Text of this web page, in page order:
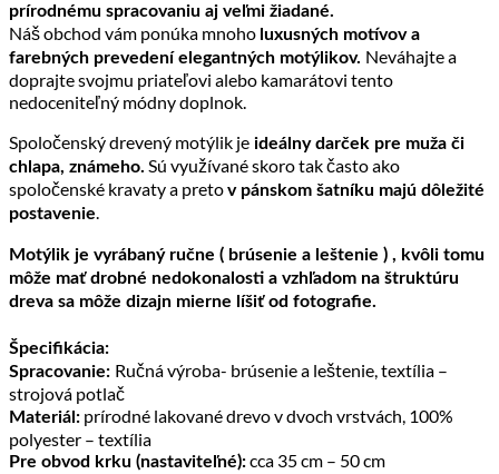
prírodnému spracovaniu aj veľmi žiadané.
Náš obchod vám ponúka mnoho luxusných motívov a
farebných prevedení elegantných motýlikov. Neváhajte a
doprajte svojmu priateľovi alebo kamarátovi tento
nedoceniteľný módny doplnok.
Spoločenský drevený motýlik je ideálny darček pre muža či
chlapa, známeho. Sú využívané skoro tak často ako
spoločenské kravaty a pretov pánskom šatníku majú dôležité
postavenie
Motýlik je vyrábaný ručne ( brúsenie a leštenie ) , kvôli tomu
môže mať drobné nedokonalosti a vzhľadom na štruktúru
dreva sa môže dizajn mierne líšiť od fotografie.
Špecifikácia:
Spracovanie: Ručná výroba- brúsenie a leštenie, textília –
strojová potlač
Materiál: prírodné lakované drevo v dvoch vrstvách, 100%
polyester – textília
Pre obvod krku (nastaviteľné):cca 35 cm – 50 cm